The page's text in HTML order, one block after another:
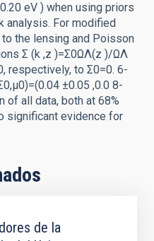
eV ) when using priors
analysis. For modified
the lensing and Poisson
Σ (k ,z )=Σ0ΩΛ(z )/ΩΛ
respectively, to Σ0=0. 6-
±0.05 ,0.0 8-
of all data, both at 68%
significant evidence for
de la